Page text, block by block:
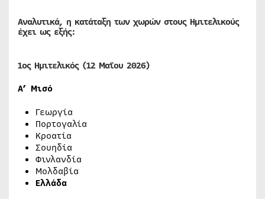
Αναλυτικά, η κατάταξη των χωρών στους Ημιτελικούς
έχει ως εξής:
1ος Ημιτελικός (12 Μαΐου 2026)
Α’ Μισό
Γεωργία
Πορτογαλία
Κροατία
Σουηδία
Φινλανδία
Μολδαβία
Ελλάδα